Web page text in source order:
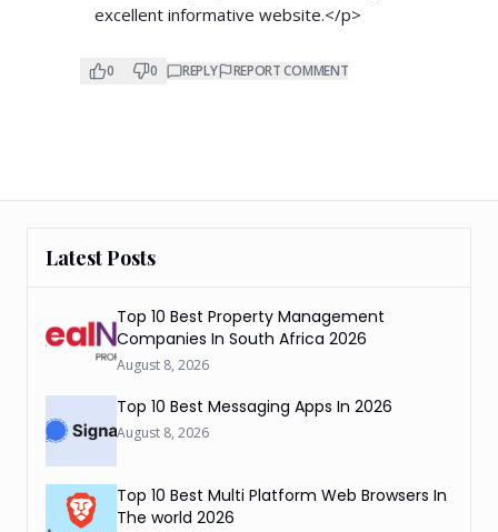
excellent informative website.</p>
0 0 REPLY REPORT COMMENT
Latest Posts
Top 10 Best Property Management
Companies In South Africa 2026
August 8, 2026
Top 10 Best Messaging Apps In 2026
August 8, 2026
Top 10 Best Multi Platform Web Browsers In
The world 2026